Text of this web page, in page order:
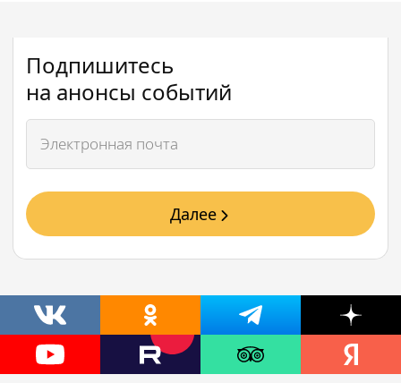
Подпишитесь
на анонсы событий
Далее